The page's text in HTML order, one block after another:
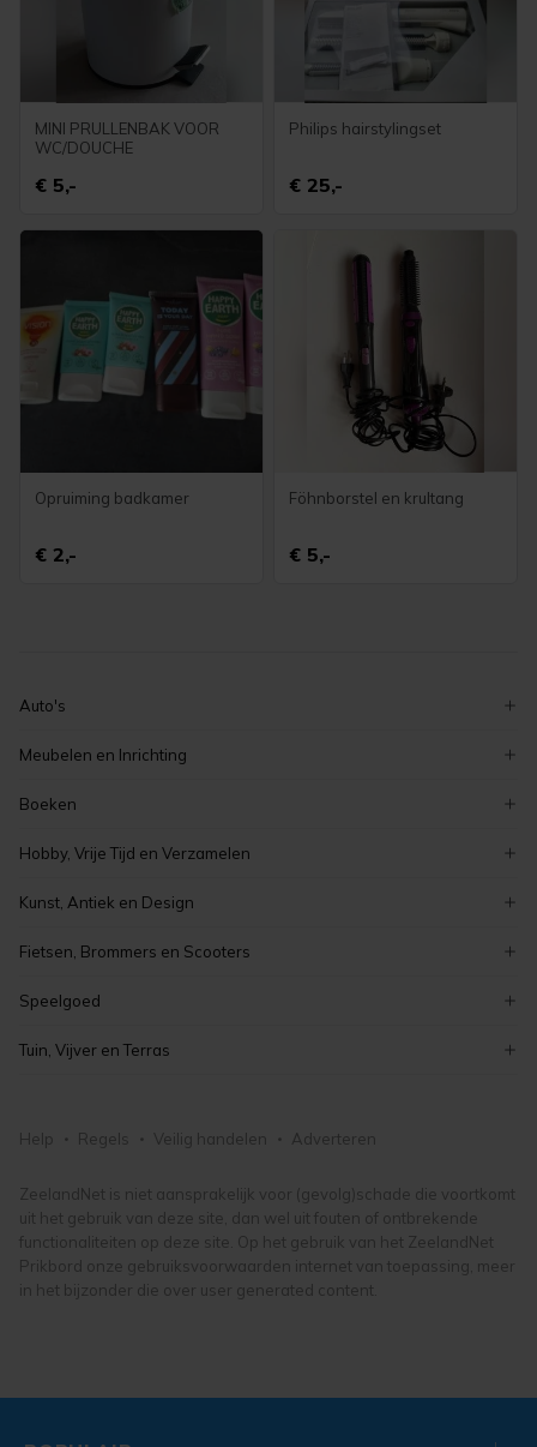
MINI PRULLENBAK VOOR
WC/DOUCHE
€ 5,-
Philips hairstylingset
€ 25,-
Opruiming badkamer
€ 2,-
Föhnborstel en krultang
€ 5,-
Auto's
volkswagen
peugeot
renault
Meubelen en Inrichting
decoratie
stoelen
tafels
Boeken
zeeuwse boeken
overige boeken
kinderboeken
Hobby, Vrije Tijd en Verzamelen
verzamelen
koken en bakken
kaarten maken en knutselen
Kunst, Antiek en Design
curiosa en brocante
antiek
vintage
Fietsen, Brommers en Scooters
elektrische fietsen
damesfietsen
Speelgoed
lego en duplo
buitenspeelgoed
Tuin, Vijver en Terras
tuin, vijver en terras
bloemen en planten
Help Regels Veilig handelen Adverteren
ZeelandNet is niet aansprakelijk voor (gevolg)schade die voortkomt
uit het gebruik van deze site, dan wel uit fouten of ontbrekende
functionaliteiten op deze site. Op het gebruik van het ZeelandNet
Prikbord onze gebruiksvoorwaarden internet van toepassing, meer
in het bijzonder die over user generated content.